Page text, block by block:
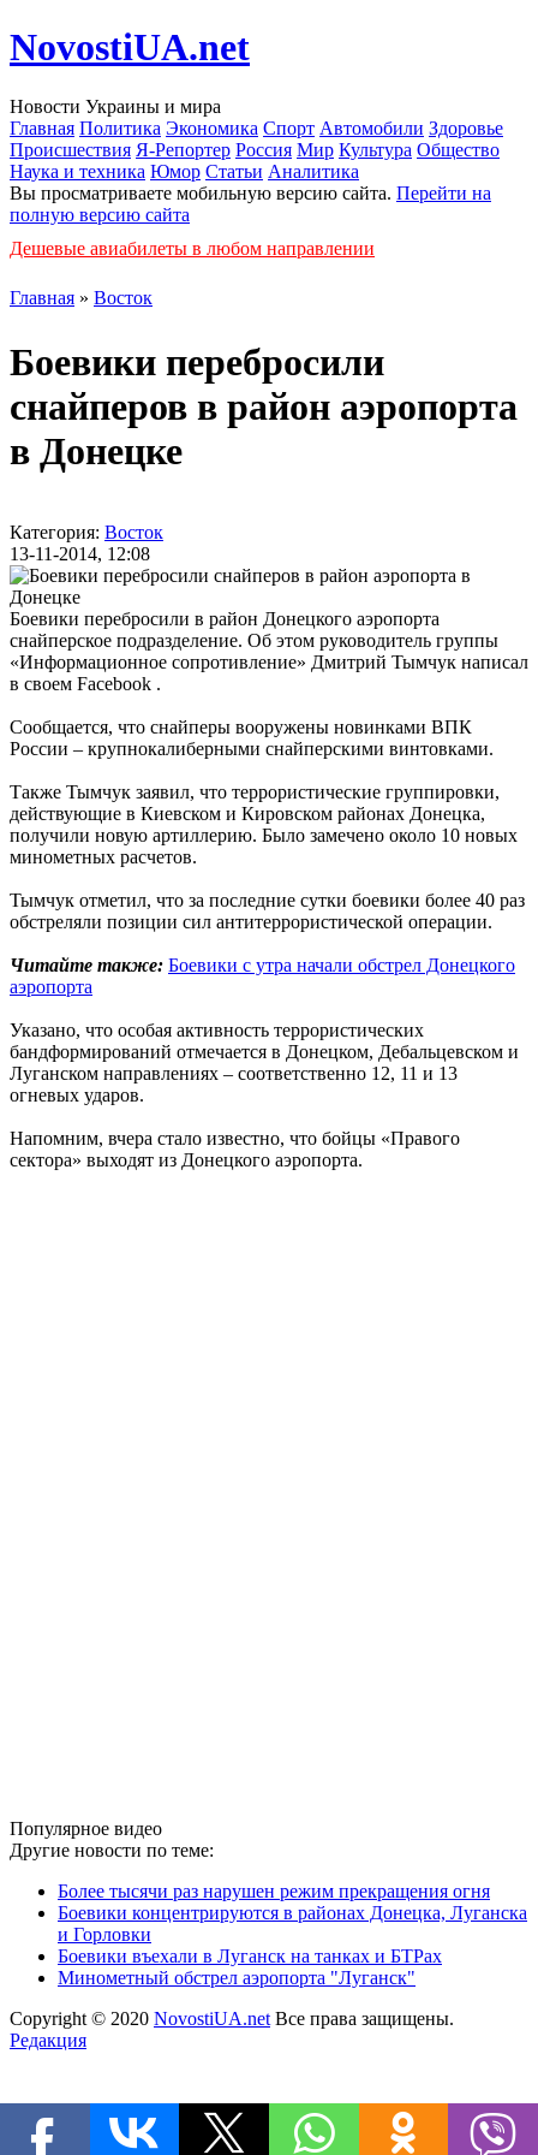
NovostiUA.net
Новости Украины и мира
Главная Политика Экономика Спорт Автомобили Здоровье
Происшествия Я-Репортер Россия Мир Культура Общество
Наука и техника Юмор Статьи Аналитика
Вы просматриваете мобильную версию сайта. Перейти на
полную версию сайта
Дешевые авиабилеты в любом направлении
Главная » Восток
Боевики перебросили
снайперов в район аэропорта
в Донецке
Категория: Восток
13-11-2014, 12:08
Боевики перебросили в район Донецкого аэропорта
снайперское подразделение. Об этом руководитель группы
«Информационное сопротивление» Дмитрий Тымчук написал
в своем Facebook .
Сообщается, что снайперы вооружены новинками ВПК
России – крупнокалиберными снайперскими винтовками.
Также Тымчук заявил, что террористические группировки,
действующие в Киевском и Кировском районах Донецка,
получили новую артиллерию. Было замечено около 10 новых
минометных расчетов.
Тымчук отметил, что за последние сутки боевики более 40 раз
обстреляли позиции сил антитеррористической операции.
Читайте также: Боевики с утра начали обстрел Донецкого
аэропорта
Указано, что особая активность террористических
бандформирований отмечается в Донецком, Дебальцевском и
Луганском направлениях – соответственно 12, 11 и 13
огневых ударов.
Напомним, вчера стало известно, что бойцы «Правого
сектора» выходят из Донецкого аэропорта.
Популярное видео
Другие новости по теме:
Более тысячи раз нарушен режим прекращения огня
Боевики концентрируются в районах Донецка, Луганска
и Горловки
Боевики въехали в Луганск на танках и БТРах
Минометный обстрел аэропорта "Луганск"
Copyright © 2020 NovostiUA.net Все права защищены.
Редакция